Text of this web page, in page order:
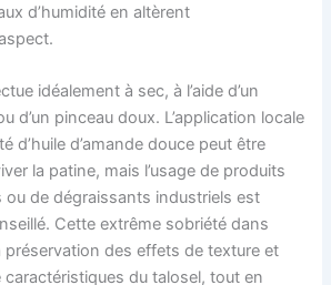
d’humidité en altèrent
idéalement à sec, à l’aide d’un
d’un pinceau doux. L’application locale
d’huile d’amande douce peut être
la patine, mais l’usage de produits
ou de dégraissants industriels est
Cette extrême sobriété dans
préservation des effets de texture et
caractéristiques du talosel, tout en